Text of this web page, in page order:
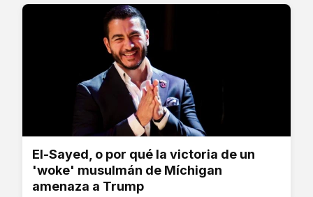
El-Sayed, o por qué la victoria de un
'woke' musulmán de Míchigan
amenaza a Trump